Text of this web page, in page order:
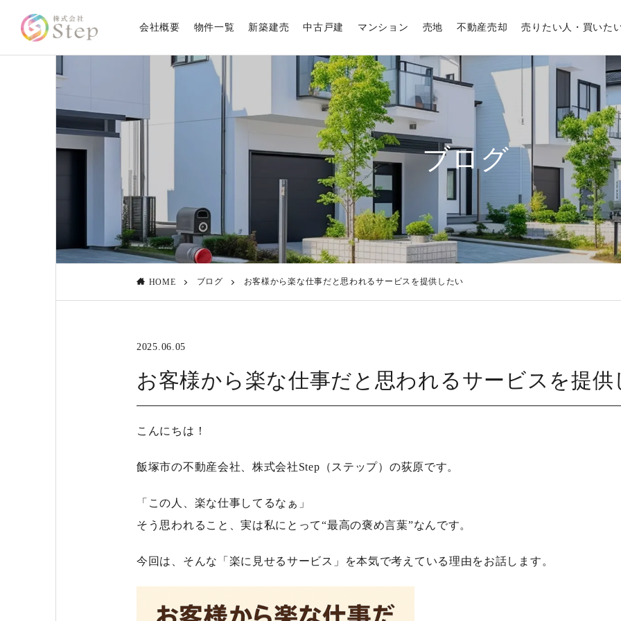
会社概要 物件一覧 新築建売 中古戸建 マンション 売地 不動産売却 売りたい人・買いた
ブログ
HOME ブログ お客様から楽な仕事だと思われるサービスを提供したい
2025.06.05
お客様から楽な仕事だと思われるサービスを提供
こんにちは！
飯塚市の不動産会社、株式会社Step（ステップ）の荻原です。
「この人、楽な仕事してるなぁ」
そう思われること、実は私にとって“最高の褒め言葉”なんです。
今回は、そんな「楽に見せるサービス」を本気で考えている理由をお話します。